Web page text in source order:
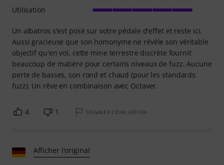
Un albatros s'est posé sur votre pédale d'effet et reste ici.
Aussi gracieuse que son homonyme ne révèle son véritable
objectif qu'en vol, cette mine terrestre discrète fournit
beaucoup de matière pour certains niveaux de fuzz. Aucune
perte de basses, son rond et chaud (pour les standards
fuzz). Un rêve en combinaison avec Octaver.
Utilisation
4 1 SIGNALER L'ÉVALUATION
Afficher l'original